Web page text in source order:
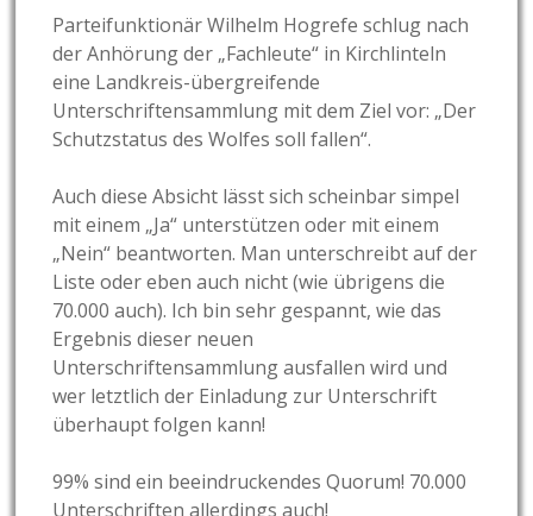
Parteifunktionär Wilhelm Hogrefe schlug nach
der Anhörung der „Fachleute“ in Kirchlinteln
eine Landkreis-übergreifende
Unterschriftensammlung mit dem Ziel vor: „Der
Schutzstatus des Wolfes soll fallen“.
Auch diese Absicht lässt sich scheinbar simpel
mit einem „Ja“ unterstützen oder mit einem
„Nein“ beantworten. Man unterschreibt auf der
Liste oder eben auch nicht (wie übrigens die
70.000 auch). Ich bin sehr gespannt, wie das
Ergebnis dieser neuen
Unterschriftensammlung ausfallen wird und
wer letztlich der Einladung zur Unterschrift
überhaupt folgen kann!
99% sind ein beeindruckendes Quorum! 70.000
Unterschriften allerdings auch!